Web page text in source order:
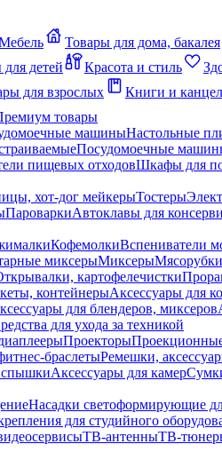
Товары для дома, бакалея
детей Красота и стиль
для взрослых Книги и
товары
машиныНастольные
Посудомоечные
пищевых отходовШкафы для
хот-дог мейкерыТостеры
ПароваркиАвтоклавы для
КофемолкиВспениватели
миксерыМиксерыМясорубки
картофелечистки
контейнерыАксессуары для
для блендеров, миксеров
для ухода за техникой
Проекторы
браслетыРемешки,
Аксессуары для камер
Насадки светоформирующие
для студийного
ТВ-антенныТВ-